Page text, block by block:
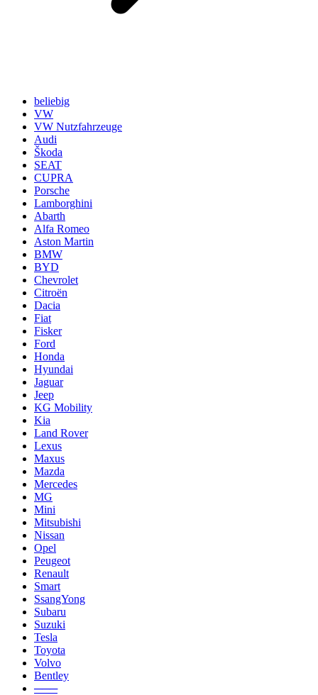
beliebig
VW
VW Nutzfahrzeuge
Audi
Škoda
SEAT
CUPRA
Porsche
Lamborghini
Abarth
Alfa Romeo
Aston Martin
BMW
BYD
Chevrolet
Citroën
Dacia
Fiat
Fisker
Ford
Honda
Hyundai
Jaguar
Jeep
KG Mobility
Kia
Land Rover
Lexus
Maxus
Mazda
Mercedes
MG
Mini
Mitsubishi
Nissan
Opel
Peugeot
Renault
Smart
SsangYong
Subaru
Suzuki
Tesla
Toyota
Volvo
Bentley
───